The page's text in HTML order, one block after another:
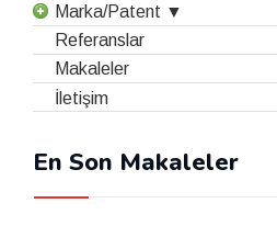
Marka/Patent ▼
Referanslar
Makaleler
İletişim
En Son Makaleler